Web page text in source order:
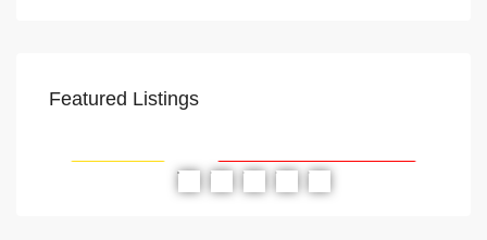
Featured Listings
PROPRIETATEA A FOST ÎNCHIRIATĂ